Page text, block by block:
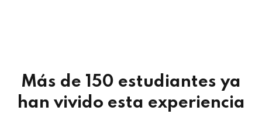
Más de 150 estudiantes ya
han vivido esta experiencia​